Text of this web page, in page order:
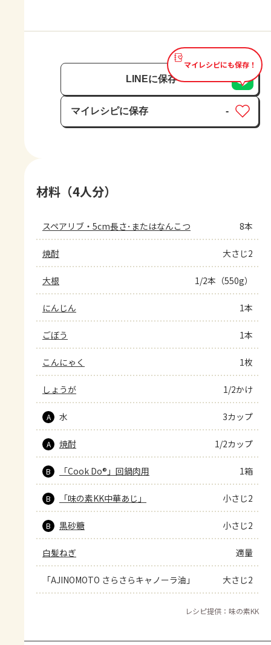
マイレシピにも保存！
LINEに保存
マイレシピに保存
保存済み
-
材料（4人分）
スペアリブ・5cm長さ･またはなんこつ 8本
焼酎 大さじ2
大根 1/2本（550g）
にんじん 1本
ごぼう 1本
こんにゃく 1枚
しょうが 1/2かけ
A 水 3カップ
A 焼酎 1/2カップ
B 「Cook Do®」回鍋肉用 1箱
B 「味の素KK中華あじ」 小さじ2
B 黒砂糖 小さじ2
白髪ねぎ 適量
「AJINOMOTO さらさらキャノーラ油」 大さじ2
レシピ提供：味の素KK